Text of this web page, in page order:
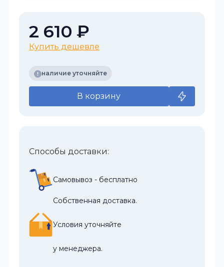
2 610 ₽
Купить дешевле
наличие уточняйте
В корзину
Способы доставки:
Самовывоз - бесплатно
Собственная доставка.
Условия уточняйте
у менеджера.